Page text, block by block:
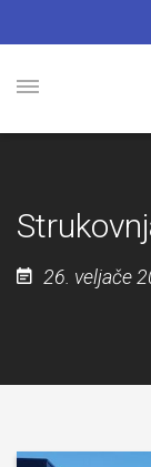
26. veljače